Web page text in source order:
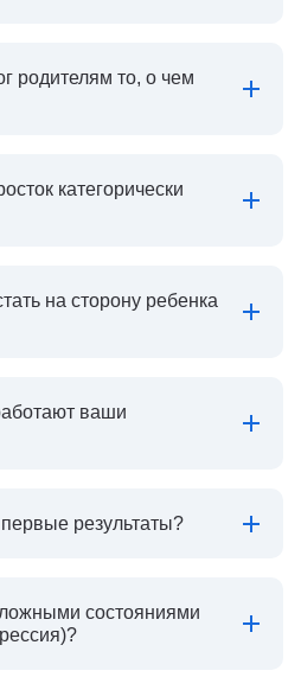
родителям то, о чем
категорически
на сторону ребенка
ваши
результаты?
состояниями